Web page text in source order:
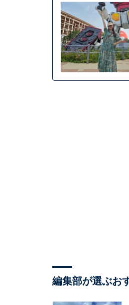
編集部が選ぶお